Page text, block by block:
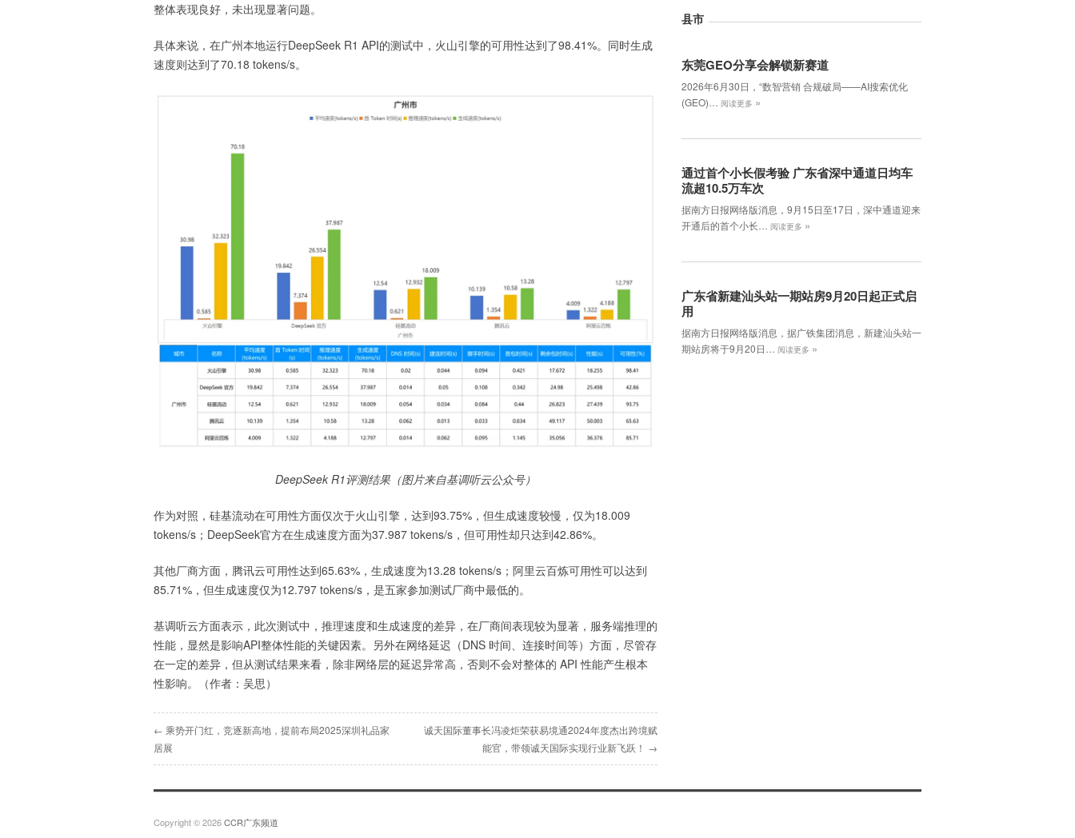
整体表现良好，未出现显著问题。
具体来说，在广州本地运行DeepSeek R1 API的测试中，火山引擎的可用性达到了98.41%。同时生成
速度则达到了70.18 tokens/s。
DeepSeek R1评测结果（图片来自基调听云公众号）
作为对照，硅基流动在可用性方面仅次于火山引擎，达到93.75%，但生成速度较慢，仅为18.009
tokens/s；DeepSeek官方在生成速度方面为37.987 tokens/s，但可用性却只达到42.86%。
其他厂商方面，腾讯云可用性达到65.63%，生成速度为13.28 tokens/s；阿里云百炼可用性可以达到
85.71%，但生成速度仅为12.797 tokens/s，是五家参加测试厂商中最低的。
基调听云方面表示，此次测试中，推理速度和生成速度的差异，在厂商间表现较为显著，服务端推理的
性能，显然是影响API整体性能的关键因素。另外在网络延迟（DNS 时间、连接时间等）方面，尽管存
在一定的差异，但从测试结果来看，除非网络层的延迟异常高，否则不会对整体的 API 性能产生根本
性影响。（作者：吴思）
← 乘势开门红，竞逐新高地，提前布局2025深圳礼品家
居展
诚天国际董事长冯凌炬荣获易境通2024年度杰出跨境赋
能官，带领诚天国际实现行业新飞跃！ →
县市
东莞GEO分享会解锁新赛道
2026年6月30日，‌“数智营销 合规破局——AI搜索优化
(GEO)…
阅读更多 »
通过首个小长假考验 广东省深中通道日均车
流超10.5万车次
据南方日报网络版消息，9月15日至17日，深中通道迎来
开通后的首个小长…
阅读更多 »
广东省新建汕头站一期站房9月20日起正式启
用
据南方日报网络版消息，据广铁集团消息，新建汕头站一
期站房将于9月20日…
阅读更多 »
Copyright © 2026CCR广东频道